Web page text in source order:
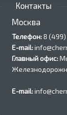
Контакты
Москва
Телефон:8 (499)
E-mail:
Главный офис:
E-mail: